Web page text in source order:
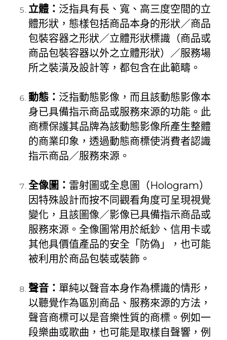
立體： 泛指具有長、寬、高三度空間的立
體形狀，態樣包括商品本身的形狀／商品
包裝容器之形狀／立體形狀標識（商品或
商品包裝容器以外之立體形狀）／服務場
所之裝潢及設計等，都包含在此範疇。
動態： 泛指動態影像，而且該動態影像本
身已具備指示商品或服務來源的功能。此
商標保護其品牌為該動態影像所產生整體
的商業印象，透過動態商標使消費者認識
指示商品／服務來源。
全像圖： 雷射圖或全息圖（Hologram）
因特殊設計而按不同觀看角度可呈現視覺
變化，且該圖像／影像已具備指示商品或
服務來源。全像圖常用於紙鈔、信用卡或
其他具價值產品的安全「防偽」，也可能
被利用於商品包裝或裝飾。
聲音： 單純以聲音本身作為標識的情形，
以聽覺作為區別商品、服務來源的方法，
聲音商標可以是音樂性質的商標。例如一
段樂曲或歌曲，也可能是取樣自聲響，例